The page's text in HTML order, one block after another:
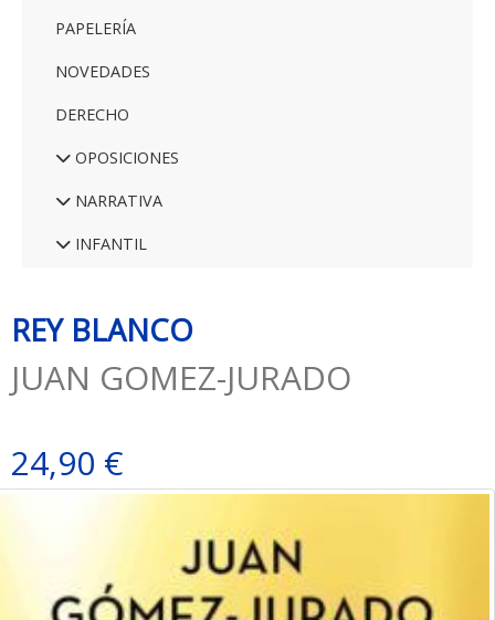
PAPELERÍA
NOVEDADES
DERECHO
OPOSICIONES
NARRATIVA
INFANTIL
REY BLANCO
JUAN GOMEZ-JURADO
24,90 €